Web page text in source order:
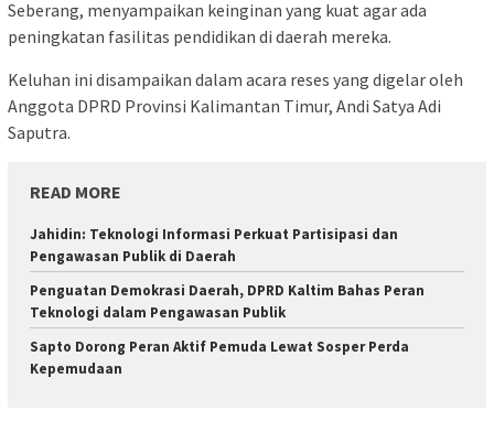
Seberang, menyampaikan keinginan yang kuat agar ada
peningkatan fasilitas pendidikan di daerah mereka.
Keluhan ini disampaikan dalam acara reses yang digelar oleh
Anggota DPRD Provinsi Kalimantan Timur, Andi Satya Adi
Saputra.
READ MORE
Jahidin: Teknologi Informasi Perkuat Partisipasi dan
Pengawasan Publik di Daerah
Penguatan Demokrasi Daerah, DPRD Kaltim Bahas Peran
Teknologi dalam Pengawasan Publik
Sapto Dorong Peran Aktif Pemuda Lewat Sosper Perda
Kepemudaan